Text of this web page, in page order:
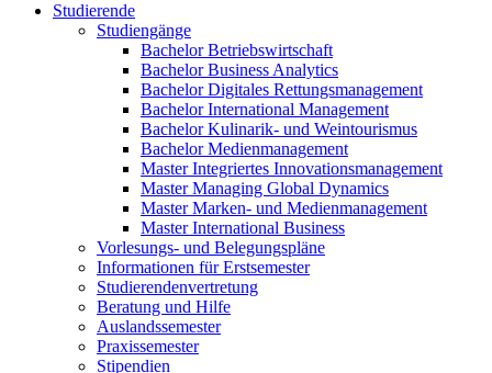
Studierende
Studiengänge
Bachelor Betriebswirtschaft
Bachelor Business Analytics
Bachelor Digitales Rettungsmanagement
Bachelor International Management
Bachelor Kulinarik- und Weintourismus
Bachelor Medienmanagement
Master Integriertes Innovationsmanagement
Master Managing Global Dynamics
Master Marken- und Medienmanagement
Master International Business
Vorlesungs- und Belegungspläne
Informationen für Erstsemester
Studierendenvertretung
Beratung und Hilfe
Auslandssemester
Praxissemester
Stipendien